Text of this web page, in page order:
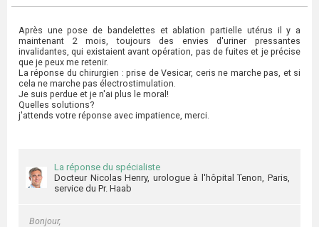
Après une pose de bandelettes et ablation partielle utérus il y a
maintenant 2 mois, toujours des envies d'uriner pressantes
invalidantes, qui existaient avant opération, pas de fuites et je précise
que je peux me retenir.
La réponse du chirurgien : prise de Vesicar, ceris ne marche pas, et si
cela ne marche pas électrostimulation.
Je suis perdue et je n'ai plus le moral!
Quelles solutions?
j'attends votre réponse avec impatience, merci.
La réponse du spécialiste
Docteur Nicolas Henry, urologue à l'hôpital Tenon, Paris,
service du Pr. Haab
Bonjour,